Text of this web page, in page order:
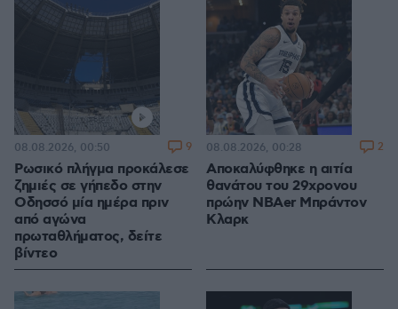
Ρωσικό πλήγμα προκάλεσε
ζημιές σε γήπεδο στην
Οδησσό μία ημέρα πριν
από αγώνα
πρωταθλήματος, δείτε
βίντεο
08.08.2026, 00:50 9
Αποκαλύφθηκε η αιτία
θανάτου του 29χρονου
πρώην NBAer Μπράντον
Κλαρκ
08.08.2026, 00:28 2